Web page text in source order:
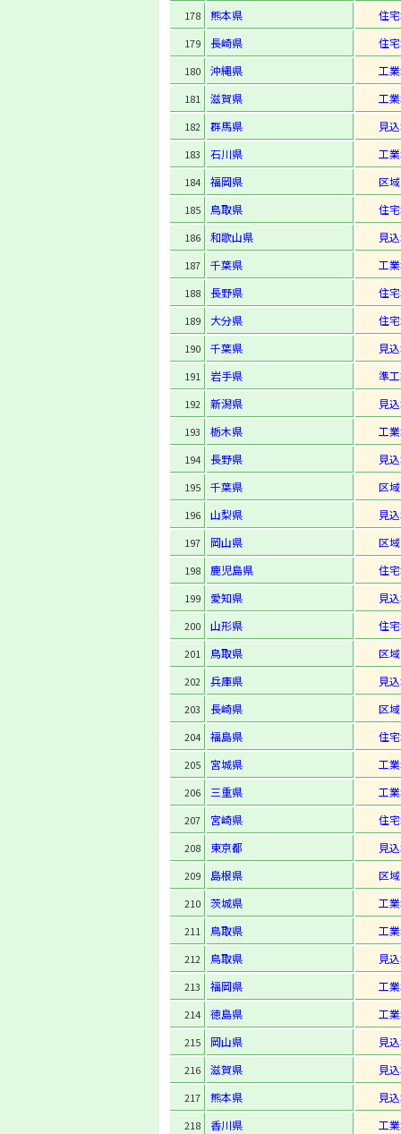
178 熊本県 住
179 長崎県 住
180 沖縄県 工
181 滋賀県 工
182 群馬県 見
183 石川県 工
184 福岡県 区
185 鳥取県 住
186 和歌山県 見
187 千葉県 工
188 長野県 住
189 大分県 住
190 千葉県 見
191 岩手県 準
192 新潟県 見
193 栃木県 工
194 長野県 見
195 千葉県 区
196 山梨県 見
197 岡山県 区
198 鹿児島県 住
199 愛知県 見
200 山形県 住
201 鳥取県 区
202 兵庫県 見
203 長崎県 区
204 福島県 住
205 宮城県 工
206 三重県 工
207 宮崎県 住
208 東京都 見
209 島根県 区
210 茨城県 工
211 鳥取県 工
212 鳥取県 見
213 福岡県 工
214 徳島県 工
215 岡山県 見
216 滋賀県 見
217 熊本県 見
218 香川県 工